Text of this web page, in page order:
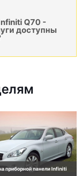
Q70 -
доступны
приборной панели Infiniti